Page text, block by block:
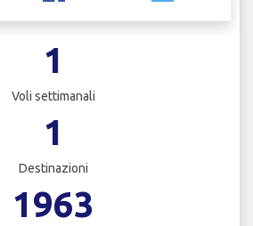
1
Voli settimanali
1
Destinazioni
1963